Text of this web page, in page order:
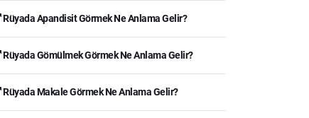
Rüyada Apandisit Görmek Ne Anlama Gelir?
Rüyada Gömülmek Görmek Ne Anlama Gelir?
Rüyada Makale Görmek Ne Anlama Gelir?